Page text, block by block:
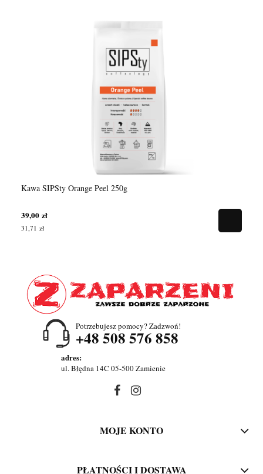
Kawa SIPSty Orange Peel 250g
39,00 zł
31,71 zł
Potrzebujesz pomocy? Zadzwoń!
+48 508 576 858
adres:
ul. Błędna 14C 05-500 Zamienie
MOJE KONTO
PŁATNOŚCI I DOSTAWA